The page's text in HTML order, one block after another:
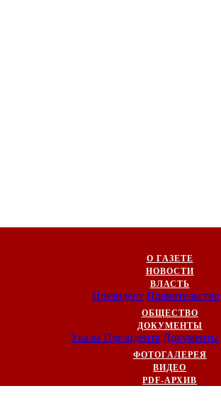
О ГАЗЕТЕ
НОВОСТИ
ВЛАСТЬ
Президент Правительство
ОБЩЕСТВО
ДОКУМЕНТЫ
Указы Президента Документы
ФОТОГАЛЕРЕЯ
ВИДЕО
PDF-АРХИВ